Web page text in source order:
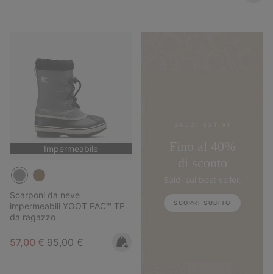
Impermeabile
Scarponi da neve
impermeabili YOOT PAC™ TP
da ragazzo
Sale price:
57,00 € Regular price:
95,00 €
SCOPRI SUBITO